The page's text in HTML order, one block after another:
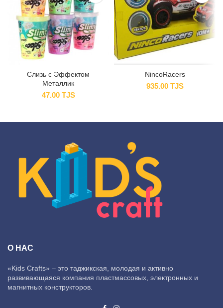
Слизь с Эффектом
Металлик
47.00 TJS
NincoRacers
935.00 TJS
О НАС
«Kids Crafts» – это таджикская, молодая и активно
развивающаяся компания пластмассовых, электронных и
магнитных конструкторов.